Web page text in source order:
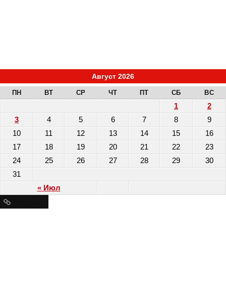
Август 2026
ПН ВТ СР ЧТ ПТ СБ ВС
« Июл
1
2
3
4 5 6 7 8
9
10
11 12 13 14 15
16
17
18 19 20 21 22
23
24
25 26 27 28 29
30
31